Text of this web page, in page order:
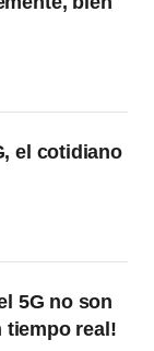
el cotidiano
5G no son
tiempo real!